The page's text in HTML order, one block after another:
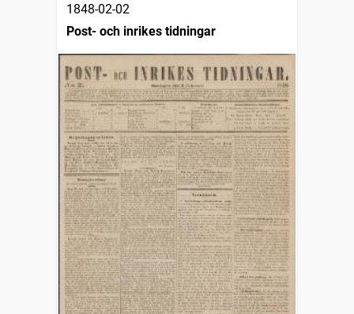
1848-02-02
Post- och inrikes tidningar